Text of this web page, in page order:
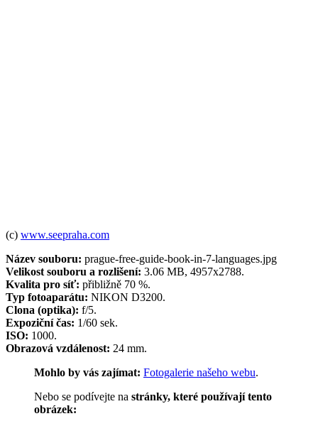
(c) www.seepraha.com
Název souboru: prague-free-guide-book-in-7-languages.jpg
Velikost souboru a rozlišení: 3.06 MB, 4957x2788.
Kvalita pro síť: přibližně 70 %.
Typ fotoaparátu: NIKON D3200.
Clona (optika): f/5.
Expoziční čas: 1/60 sek.
ISO: 1000.
Obrazová vzdálenost: 24 mm.
Mohlo by vás zajímat: Fotogalerie našeho webu.
Nebo se podívejte na stránky, které používají tento
obrázek: